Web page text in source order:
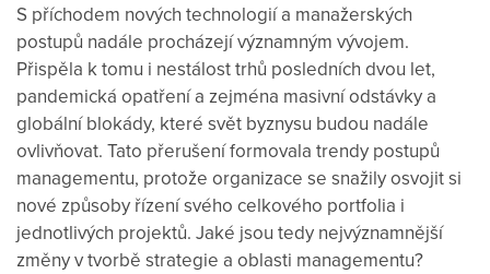
S příchodem nových technologií a manažerských
postupů nadále procházejí významným vývojem.
Přispěla k tomu i nestálost trhů posledních dvou let,
pandemická opatření a zejména masivní odstávky a
globální blokády, které svět byznysu budou nadále
ovlivňovat. Tato přerušení formovala trendy postupů
managementu, protože organizace se snažily osvojit si
nové způsoby řízení svého celkového portfolia i
jednotlivých projektů. Jaké jsou tedy nejvýznamnější
změny v tvorbě strategie a oblasti managementu?